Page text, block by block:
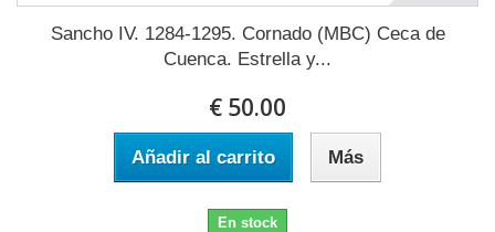
Sancho IV. 1284-1295. Cornado (MBC) Ceca de
Cuenca. Estrella y...
€ 50.00
Añadir al carrito Más
En stock